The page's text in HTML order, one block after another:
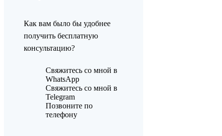
Как вам было бы удобнее
получить бесплатную
консультацию?
Свяжитесь со мной в
WhatsApp
Свяжитесь со мной в
Telegram
Позвоните по
телефону